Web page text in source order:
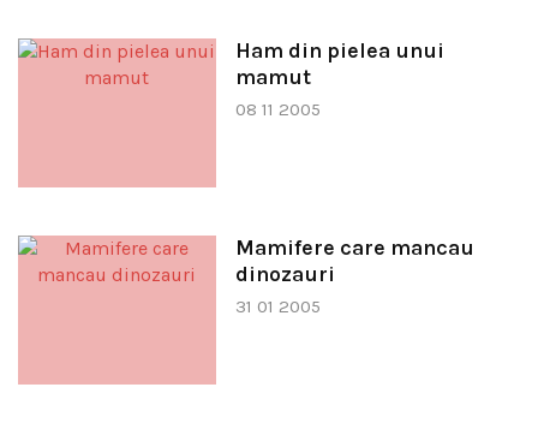
Ham din pielea unui
mamut
08 11 2005
Mamifere care mancau
dinozauri
31 01 2005